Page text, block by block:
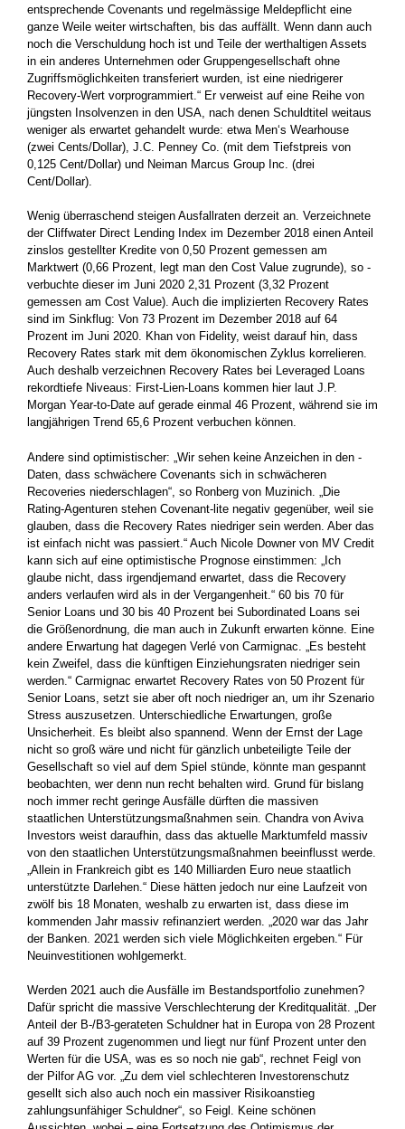
entsprechende Covenants und regel­mässige Meldepflicht eine
ganze Weile weiter wirtschaften, bis das auffällt. Wenn dann auch
noch die Verschuldung hoch ist und ­Teile der werthaltigen Assets
in ein anderes Unternehmen oder ­Gruppengesellschaft ohne
Zugriffsmöglichkeiten transferiert ­wurden, ist eine niedrigerer
Recovery-Wert vorprogrammiert.“ Er verweist auf eine Reihe von
jüngsten Insolvenzen in den USA, nach denen Schuldtitel weitaus
weniger als erwartet gehandelt ­wurde: etwa Men‘s Wearhouse
(zwei Cents/Dollar), J.C. Penney Co. (mit dem Tiefstpreis von
0,125 Cent/Dollar) und Neiman Marcus Group Inc. (drei
Cent/Dollar).
Wenig überraschend steigen Ausfallraten derzeit an. Verzeichnete
der Cliffwater Direct Lending Index im Dezember 2018 einen ­Anteil
zinslos gestellter Kredite von 0,50 Prozent gemessen am
Marktwert (0,66 Prozent, legt man den Cost Value zugrunde), so ­
verbuchte dieser im Juni 2020 2,31 Prozent (3,32 Prozent
gemessen am Cost Value). Auch die implizierten Recovery Rates
sind im ­Sinkflug: Von 73 Prozent im Dezember 2018 auf 64
Prozent im ­Juni 2020. Khan von Fidelity, weist darauf hin, dass
Recovery Rates stark mit dem ökonomischen Zyklus korrelieren.
Auch deshalb ­verzeichnen Recovery Rates bei Leveraged Loans
rekordtiefe ­Niveaus: First-Lien-Loans kommen hier laut J.P.
Morgan Year-to-Date auf gerade einmal 46 Prozent, während sie im
langjährigen Trend 65,6 ­Prozent verbuchen können.
Andere sind optimistischer: „Wir sehen keine Anzeichen in den ­
Daten, dass schwächere Covenants sich in schwächeren
Recoveries niederschlagen“, so Ronberg von Muzinich. „Die
Rating-Agenturen stehen Covenant-lite negativ gegenüber, weil sie
glauben, dass die Recovery Rates niedriger sein werden. Aber das
ist einfach nicht was passiert.“ Auch Nicole Downer von MV Credit
kann sich auf ­eine optimistische Prognose einstimmen: „Ich
glaube nicht, dass irgendjemand erwartet, dass die Recovery
anders verlaufen wird als in der Vergangenheit.“ 60 bis 70 für
Senior Loans und 30 bis 40 Prozent bei Subordinated Loans sei
die Größenordnung, die man auch in Zukunft erwarten könne. Eine
andere Erwartung hat ­dagegen Verlé von Carmignac. „Es besteht
kein Zweifel, dass die künftigen Einziehungsraten niedriger sein
werden.“ Carmignac ­erwartet Recovery Rates von 50 Prozent für
Senior Loans, setzt sie aber oft noch niedriger an, um ihr Szenario
Stress auszusetzen. Unterschiedliche Erwartungen, große
Unsicherheit. Es bleibt also spannend. Wenn der Ernst der Lage
nicht so groß wäre und nicht für gänzlich unbeteiligte Teile der
Gesellschaft so viel auf dem Spiel stünde, könnte man gespannt
beobachten, wer denn nun recht ­behalten wird. Grund für bislang
noch immer recht geringe ­Ausfälle dürften die massiven
staatlichen Unterstützungsmaßnahmen sein. ­Chandra von Aviva
Investors weist daraufhin, dass das aktuelle Marktumfeld massiv
von den staatlichen Unterstützungsmaß­nahmen beeinflusst werde.
„Allein in Frankreich gibt es 140 ­Milliarden Euro neue staatlich
unterstützte Darlehen.“ Diese ­hätten jedoch nur eine Laufzeit von
zwölf bis 18 Monaten, weshalb zu ­erwarten ist, dass diese im
kommenden Jahr massiv refinanziert werden. „2020 war das Jahr
der Banken. 2021 werden sich viele Möglichkeiten ergeben.“ Für
Neuinvestitionen wohlgemerkt.
Werden 2021 auch die Ausfälle im Bestandsportfolio zunehmen?
Dafür spricht die massive Verschlechterung der Kreditqualität. „Der
Anteil der B-/B3-gerateten Schuldner hat in Europa von 28 Prozent
auf 39 Prozent zugenommen und liegt nur fünf Prozent unter den
Werten für die USA, was es so noch nie gab“, rechnet Feigl von
der Pilfor AG vor. „Zu dem viel schlechteren ­Investorenschutz
gesellt sich also auch noch ein massiver Risikoanstieg
zahlungsunfähiger Schuldner“, so Feigl. Keine schönen